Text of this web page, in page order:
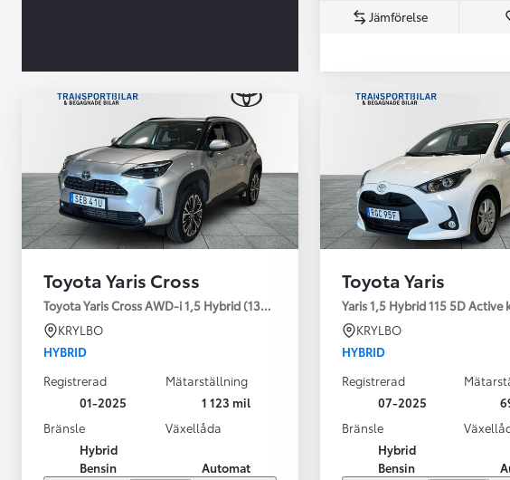
Jämförelse
Toyota Yaris Cross
Toyota Yaris Cross AWD-i 1,5 Hybrid (130HK) Style V-hjul
KRYLBO
HYBRID
Registrerad
01-2025
Mätarställning
1 123 mil
Bränsle
Hybrid
Bensin
Växellåda
Automat
Toyota Yaris
Yaris 1,5 Hybrid 115 5D Active
KRYLBO
HYBRID
Registrerad
07-2025
Bränsle
Hybrid
Bensin